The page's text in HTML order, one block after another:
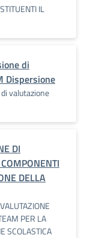
IL
di
Dispersione
valutazione
DI
DELLA
PER LA
SCOLASTICA